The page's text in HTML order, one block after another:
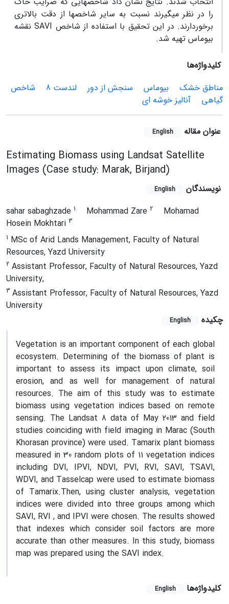
را در نظر می­گیرند نسبت به سایر شاخص­ها از دقت بالاتری
برخوردارند. در این تحقیق با استفاده از شاخص SAVI نقشه
بیوماس تهیه شد.
کلیدواژه‌ها
مناطق خشک
بیوماس سنجش از دور لندست 8
شاخص
گیاهی
آنالیز خوشه ای
عنوان مقاله English
Estimating Biomass using Landsat Satellite
Images (Case study: Marak, Birjand)
نویسندگان English
sahar sabaghzade 1 Mohammad Zare 2
Mohamad
Hosein Mokhtari 3
1 MSc of Arid Lands Management, Faculty of Natural
Resources, Yazd University
2 Assistant Professor, Faculty of Natural Resources, Yazd
University,
3 Assistant Professor, Faculty of Natural Resources, Yazd
University
چکیده
English
Vegetation is an important component of each global
ecosystem. Determining of the biomass of plant is
important to assess its impact upon climate, soil
erosion, and as well for management of natural
resources. The aim of this study was to estimate
biomass using vegetation indices based on remote
sensing. The Landsat 8 data of May 2013 and field
studies coinciding with field imaging in Marac (South
Khorasan province) were used. Tamarix plant biomass
measured in 30 random plots of 11 vegetation indices
including DVI, IPVI, NDVI, PVI, RVI, SAVI, TSAVI,
WDVI, and Tasselcap were used to estimate biomass
of Tamarix.Then, using cluster analysis, vegetation
indices were divided into three groups among which
SAVI, RVI , and IPVI were chosen. The results showed
that indexes which consider soil factors are more
accurate than other measures. In this study, biomass
map was prepared using the SAVI index.
کلیدواژه‌ها English